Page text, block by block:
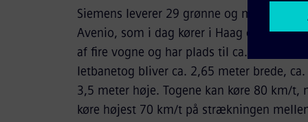
Siemens leverer 29 grønne og
Avenio, som i dag kører i Haag og
af fire vogne og har plads til ca. 260
letbanetog bliver ca. 2,65 meter brede,
3,5 meter høje. Togene kan køre 80 km/t,
køre højest 70 km/t på strækningen